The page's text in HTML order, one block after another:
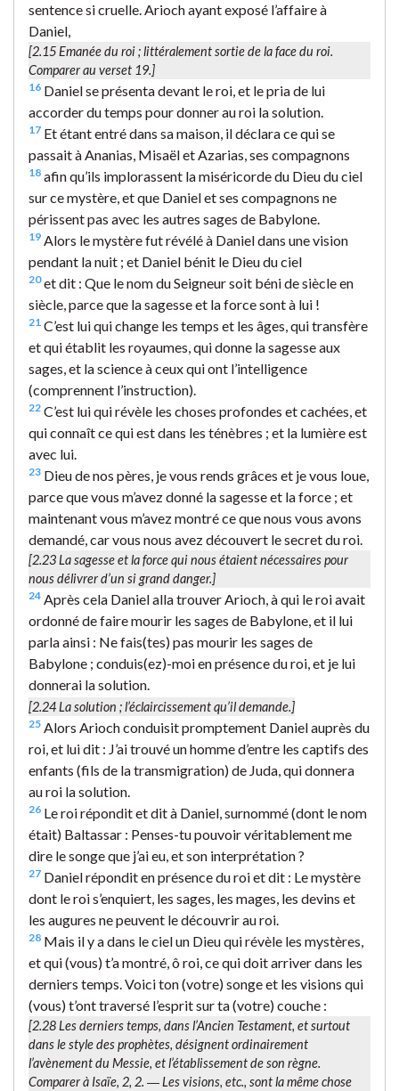
sentence si cruelle. Arioch ayant exposé l’affaire à
Daniel,
[2.15Emanée du roi; littéralementsortie de la face du roi.
Comparer au verset 19.]
16 Daniel se présenta devant le roi, et le pria de lui
accorder du temps pour donner au roi la solution.
17 Et étant entré dans sa maison, il déclara ce qui se
passait à Ananias, Misaël et Azarias, ses compagnons
18 afin qu’ils implorassent la miséricorde du Dieu du ciel
sur ce mystère, et que Daniel et ses compagnons ne
périssent pas avec les autres sages de Babylone.
19 Alors le mystère fut révélé à Daniel dans une vision
pendant la nuit ; et Daniel bénit le Dieu du ciel
20et dit : Que le nom du Seigneur soit béni de siècle en
siècle, parce que la sagesse et la force sont à lui !
21 C’est lui qui change les temps et les âges, qui transfère
et qui établit les royaumes, qui donne la sagesse aux
sages, et la science à ceux qui ont l’intelligence
(comprennent l’instruction).
22 C’est lui qui révèle les choses profondes et cachées, et
qui connaît ce qui est dans les ténèbres ; et la lumière est
avec lui.
23 Dieu de nos pères, je vous rends grâces et je vous loue,
parce que vous m’avez donné la sagesse et la force ; et
maintenant vous m’avez montré ce que nous vous avons
demandé, car vous nous avez découvert le secret du roi.
[2.23La sagesse et la forcequi nous étaient nécessaires pour
nous délivrer d’un si grand danger.]
24 Après cela Daniel alla trouver Arioch, à qui le roi avait
ordonné de faire mourir les sages de Babylone, et il lui
parla ainsi : Ne fais(tes) pas mourir les sages de
Babylone ; conduis(ez)-moi en présence du roi, et je lui
donnerai la solution.
[2.24La solution ; l’éclaircissement qu’il demande.]
25 Alors Arioch conduisit promptement Daniel auprès du
roi, et lui dit : J’ai trouvé un homme d’entre les captifs des
enfants (fils de la transmigration) de Juda, qui donnera
au roi la solution.
26 Le roi répondit et dit à Daniel, surnommé (dont le nom
était) Baltassar : Penses-tu pouvoir véritablement me
dire le songe que j’ai eu, et son interprétation ?
27 Daniel répondit en présence du roi et dit : Le mystère
dont le roi s’enquiert, les sages, les mages, les devins et
les augures ne peuvent le découvrir au roi.
28 Mais il y a dans le ciel un Dieu qui révèle les mystères,
et qui (vous) t’a montré, ô roi, ce qui doit arriver dans les
derniers temps. Voici ton (votre) songe et les visions qui
(vous) t’ont traversé l’esprit sur ta (votre) couche :
[2.28Les derniers temps, dans l’Ancien Testament, et surtout
dans le style des prophètes, désignent ordinairement
l’avènement du Messie, et l’établissement de son règne.
Comparer à Isaïe, 2, 2. ―Les visions, etc., sont la même chose